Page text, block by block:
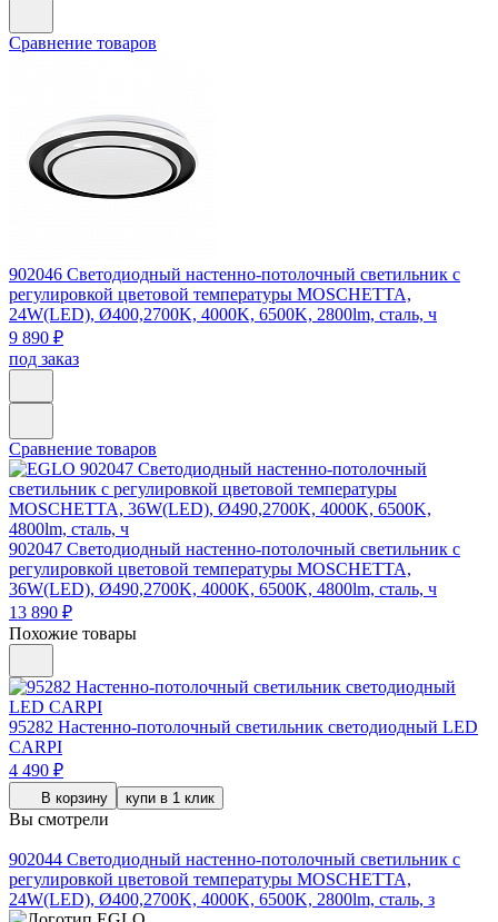
Сравнение товаров
902046 Светодиодный настенно-потолочный светильник с
регулировкой цветовой температуры MOSCHETTA,
24W(LED), Ø400,2700K, 4000K, 6500K, 2800lm, сталь, ч
9 890 ₽
под заказ
Сравнение товаров
902047 Светодиодный настенно-потолочный светильник с
регулировкой цветовой температуры MOSCHETTA,
36W(LED), Ø490,2700K, 4000K, 6500K, 4800lm, сталь, ч
13 890 ₽
Похожие товары
95282 Настенно-потолочный светильник светодиодный LED
CARPI
4 490 ₽
В корзину купи в 1 клик
Вы смотрели
902044 Светодиодный настенно-потолочный светильник с
регулировкой цветовой температуры MOSCHETTA,
24W(LED), Ø400,2700K, 4000K, 6500K, 2800lm, сталь, з